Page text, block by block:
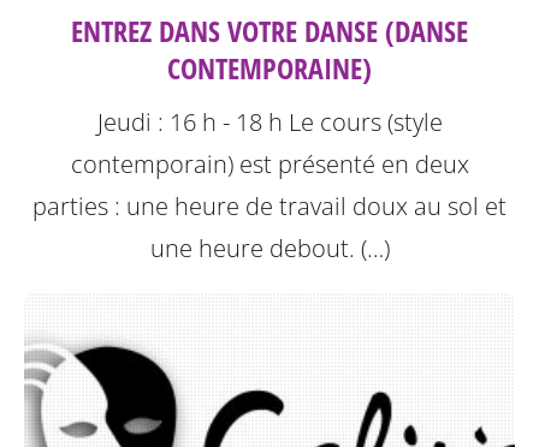
ENTREZ DANS VOTRE DANSE (DANSE
CONTEMPORAINE)
Jeudi : 16 h - 18 h Le cours (style
contemporain) est présenté en deux
parties : une heure de travail doux au sol et
une heure debout. (…)